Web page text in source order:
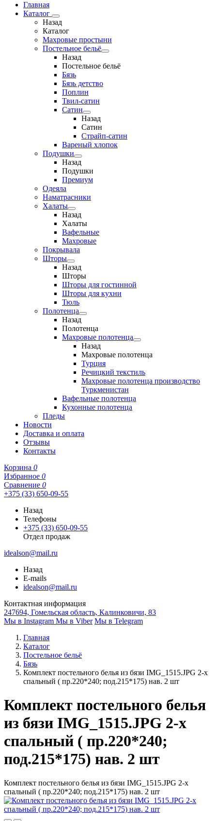
Главная
Каталог
Назад
Каталог
Махровые простыни
Постельное бельё
Назад
Постельное бельё
Бязь
Бязь детство
Поплин
Твил-сатин
Сатин
Назад
Сатин
Страйп-сатин
Вареный хлопок
Подушки
Назад
Подушки
Премиум
Одеяла
Наматрасники
Халаты
Назад
Халаты
Вафельные
Махровые
Покрывала
Шторы
Назад
Шторы
Шторы для гостинной
Шторы для кухни
Тюль
Полотенца
Назад
Полотенца
Махровые полотенца
Назад
Махровые полотенца
Турция
Речицкий текстиль
Махровые полотенца производство
Туркменистан
Вафельные полотенца
Кухонные полотенца
Пледы
Новости
Доставка и оплата
Отзывы
Контакты
Корзина 0
Избранное 0
Сравнение 0
+375 (33) 650-09-55
Назад
Телефоны
+375 (33) 650-09-55
Отдел продаж
idealson@mail.ru
Назад
E-mails
idealson@mail.ru
Контактная информация
247694, Гомельская область, Калинковичи, 83
Мы в Instagram Мы в Viber Мы в Telegram
Главная
Каталог
Постельное бельё
Бязь
Комплект постельного белья из бязи IMG_1515.JPG 2-х
спальный ( пр.220*240; под.215*175) нав. 2 шт
Комплект постельного белья
из бязи IMG_1515.JPG 2-х
спальный ( пр.220*240;
под.215*175) нав. 2 шт
Комплект постельного белья из бязи IMG_1515.JPG 2-х
спальный ( пр.220*240; под.215*175) нав. 2 шт